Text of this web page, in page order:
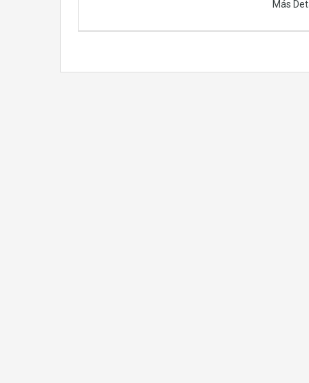
Más